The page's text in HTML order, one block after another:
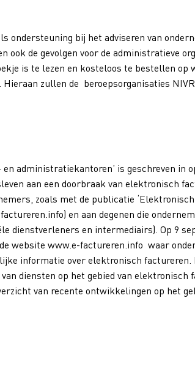
ondersteuning bij het adviseren van
ook de gevolgen voor de administratieve
is te lezen en kosteloos te bestellen op
zullen de beroepsorganisaties
administratiekantoren’ is geschreven in
aan een doorbraak van elektronisch
zoals met de publicatie
en aan degenen die
dienstverleners en intermediairs). Op 9
website www.e-factureren.info waar
informatie over elektronisch factureren.
diensten op het gebied van elektronisch
van recente ontwikkelingen op het